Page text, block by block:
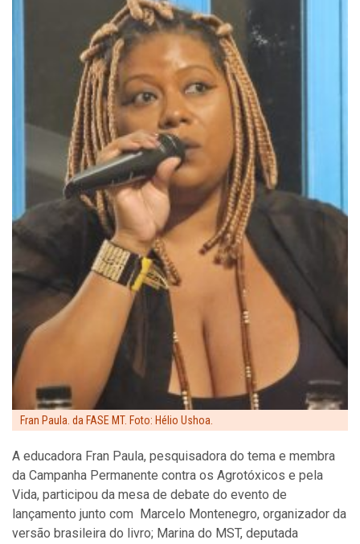
Fran Paula. da FASE MT. Foto: Hélio Ushoa.
A educadora Fran Paula, pesquisadora do tema e membra
da Campanha Permanente contra os Agrotóxicos e pela
Vida, participou da mesa de debate do evento de
lançamento junto com Marcelo Montenegro, organizador da
versão brasileira do livro; Marina do MST, deputada